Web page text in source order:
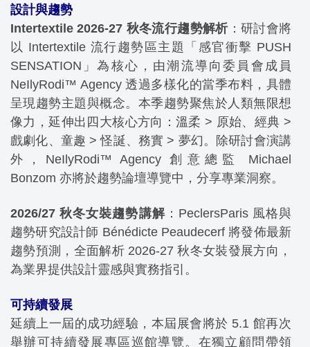
設計與趨勢
Intertextile 2026-27 秋冬流行趨勢解析：研討會將
以 Intertextile 流行趨勢區主題「感官衝擊 PUSH
SENSATION」為核心，由潮流導向委員會成員
NeIlyRodi™ Agency 透過多樣化的當季布料，具體
呈現趨勢主題與概念。本季趨勢聚焦於人類無限想
像力，延伸出四大核心方向：溫柔 > 原始、經典 >
戲劇化、童趣 > 怪誕、務實 > 夢幻。除研討會演講
外，NeIlyRodi™ Agency 創意總監 Michael
Bonzom 亦將於趨勢論壇導覽中，分享專業洞察。
2026/27 秋冬女裝趨勢講解：PeclersParis 風格與
趨勢研究設計師 Bénédicte Peaudecerf 將發佈最新
趨勢預測，全面解析 2026-27 秋冬女裝發展方向，
為業界提供設計靈感與實務指引。
可持續發展
延續上一屆的成功經驗，本屆展會將於 5.1 館再次
舉辦可持續發展專區巡館導覽。在獨立顧問帶領